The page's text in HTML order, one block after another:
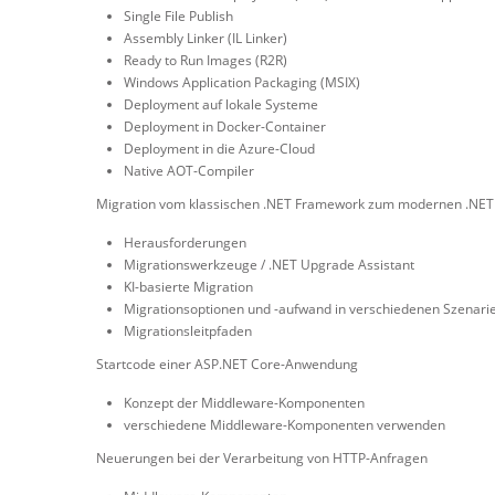
Single File Publish
Assembly Linker (IL Linker)
Ready to Run Images (R2R)
Windows Application Packaging (MSIX)
Deployment auf lokale Systeme
Deployment in Docker-Container
Deployment in die Azure-Cloud
Native AOT-Compiler
Migration vom klassischen .NET Framework zum modernen .NET
Herausforderungen
Migrationswerkzeuge / .NET Upgrade Assistant
KI-basierte Migration
Migrationsoptionen und -aufwand in verschiedenen
Migrationsleitpfaden
Startcode einer ASP.NET Core-Anwendung
Konzept der Middleware-Komponenten
verschiedene Middleware-Komponenten verwenden
Neuerungen bei der Verarbeitung von HTTP-Anfragen